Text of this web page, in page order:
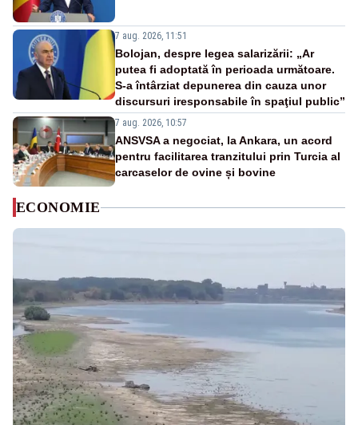
7 aug. 2026, 11:51
Bolojan, despre legea salarizării: „Ar
putea fi adoptată în perioada următoare.
S-a întârziat depunerea din cauza unor
discursuri iresponsabile în spaţiul public”
7 aug. 2026, 10:57
ANSVSA a negociat, la Ankara, un acord
pentru facilitarea tranzitului prin Turcia al
carcaselor de ovine și bovine
ECONOMIE